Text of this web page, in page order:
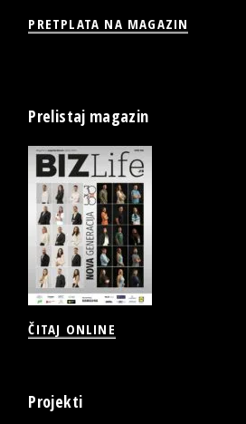
PRETPLATA NA MAGAZIN
Prelistaj magazin
ČITAJ ONLINE
Projekti